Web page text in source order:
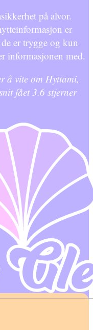
på alvor.
er
er trygge og kun
informasjonen med.
å vite om Hyttami,
fået3.6 stjerner